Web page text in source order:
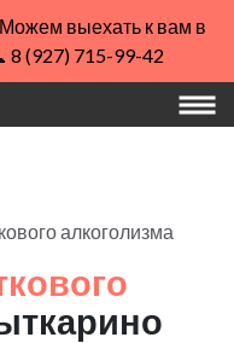
выехать к вам в
8 (927) 715-99-42
алкоголизма